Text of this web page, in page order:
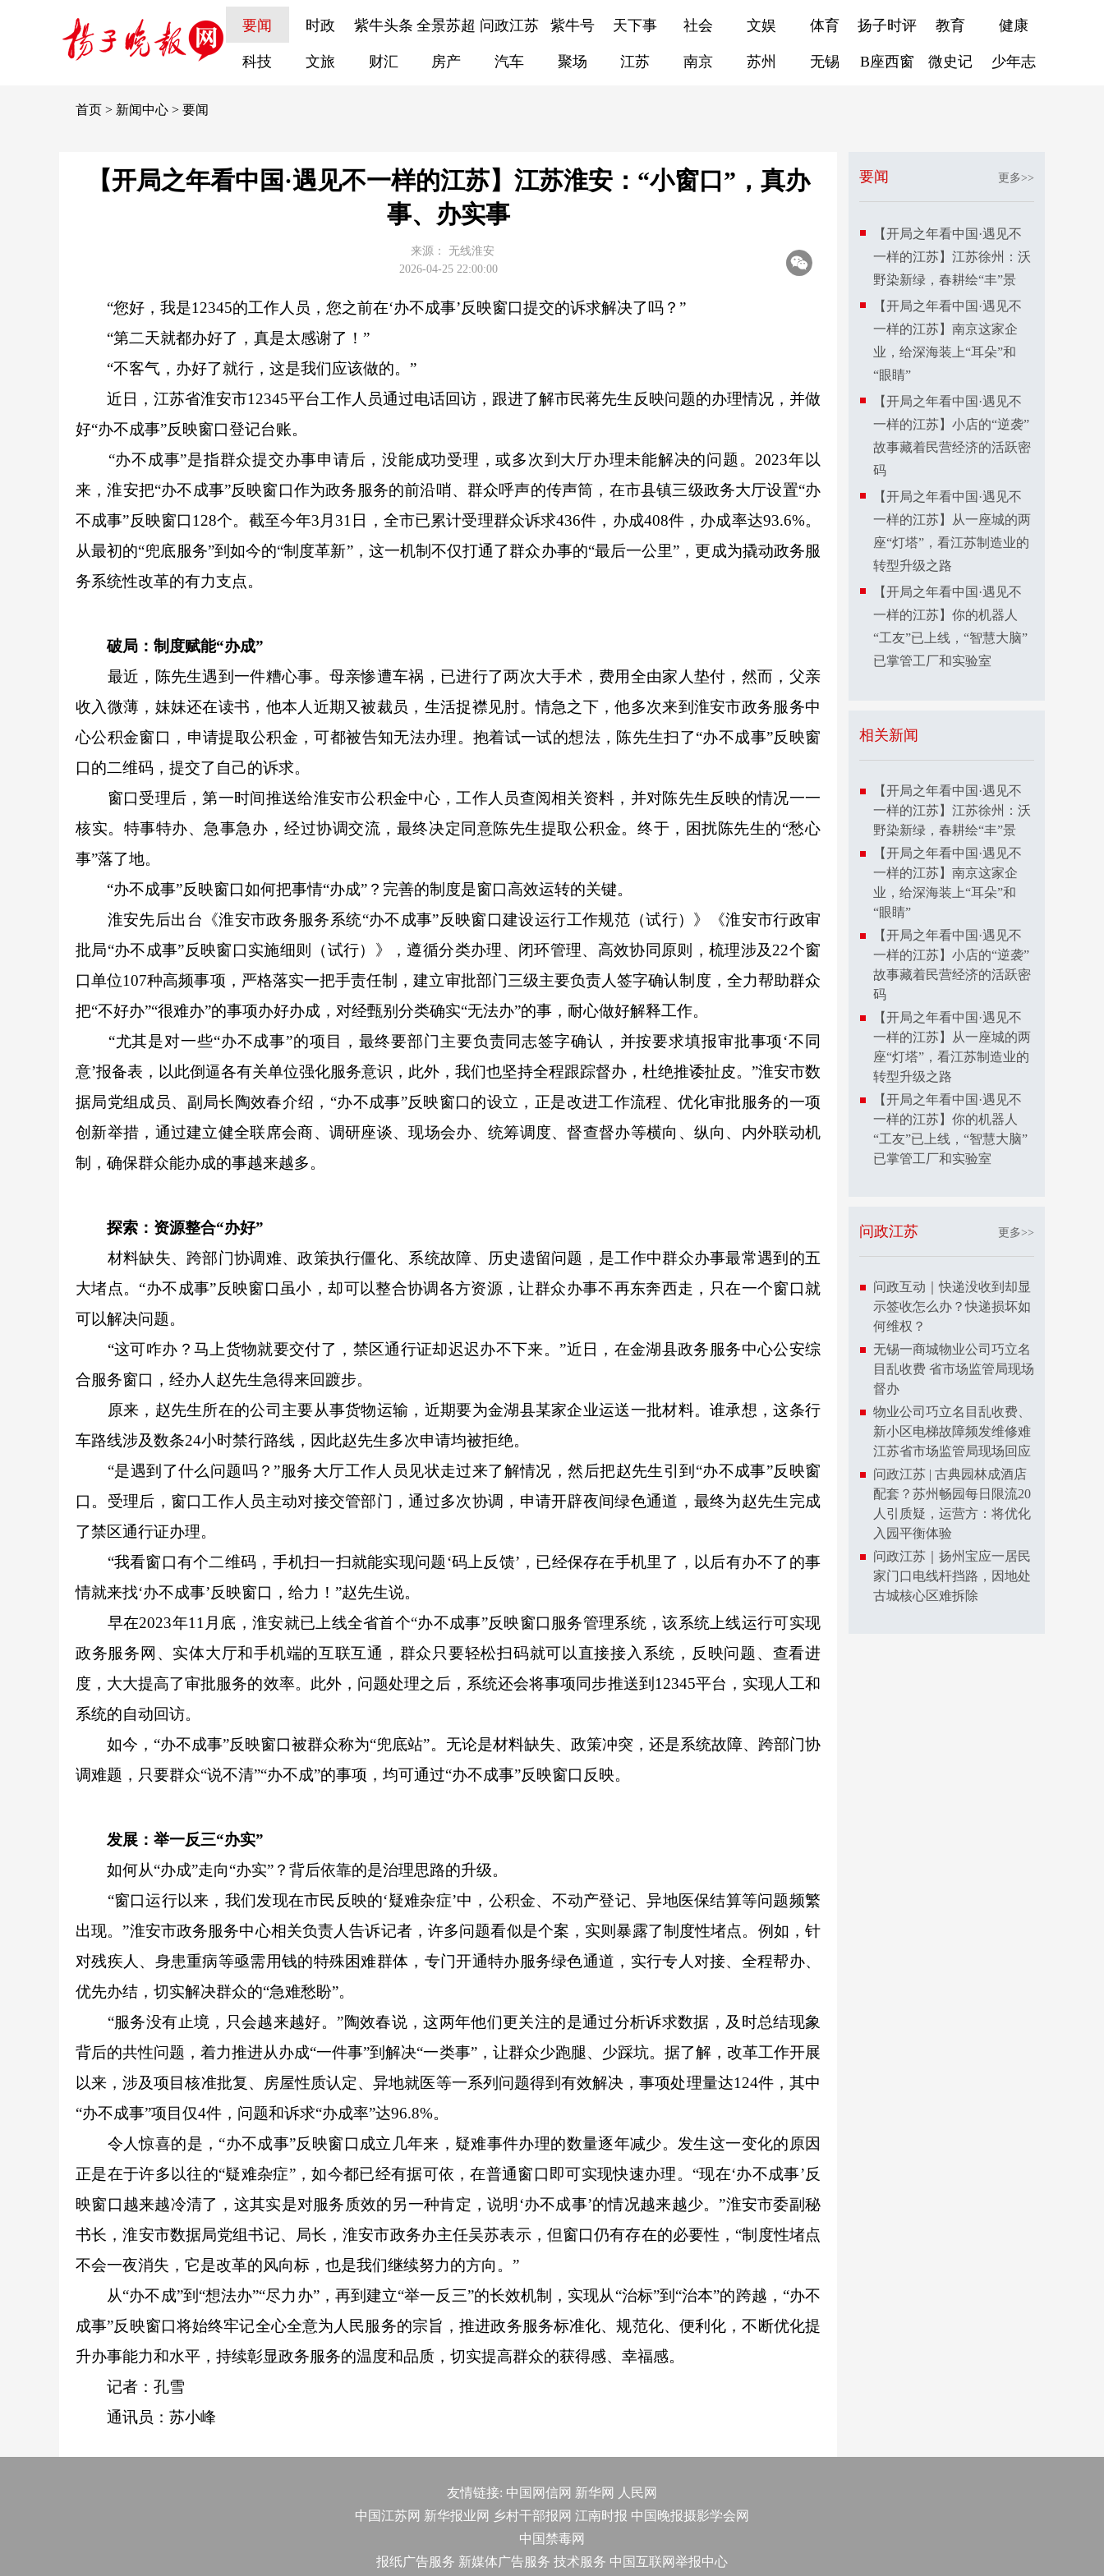
要闻 时政 紫牛头条 全景苏超 问政江苏 紫牛号 天下事 社会 文娱 体育 扬子时评 教育 健康
科技 文旅 财汇 房产 汽车 聚场 江苏 南京 苏州 无锡 B座西窗 微史记 少年志
首页 > 新闻中心 > 要闻
【开局之年看中国·遇见不一样的江苏】江苏淮安：“小窗口”，真办
事、办实事
来源：
无线淮安
2026-04-25 22:00:00
“您好，我是12345的工作人员，您之前在‘办不成事’反映窗口提交的诉求解决了吗？”
“第二天就都办好了，真是太感谢了！”
“不客气，办好了就行，这是我们应该做的。”
近日，江苏省淮安市12345平台工作人员通过电话回访，跟进了解市民蒋先生反映问题的办理情况，并做
好“办不成事”反映窗口登记台账。
“办不成事”是指群众提交办事申请后，没能成功受理，或多次到大厅办理未能解决的问题。2023年以
来，淮安把“办不成事”反映窗口作为政务服务的前沿哨、群众呼声的传声筒，在市县镇三级政务大厅设置“办
不成事”反映窗口128个。截至今年3月31日，全市已累计受理群众诉求436件，办成408件，办成率达93.6%。
从最初的“兜底服务”到如今的“制度革新”，这一机制不仅打通了群众办事的“最后一公里”，更成为撬动政务服
务系统性改革的有力支点。
破局：制度赋能“办成”
最近，陈先生遇到一件糟心事。母亲惨遭车祸，已进行了两次大手术，费用全由家人垫付，然而，父亲
收入微薄，妹妹还在读书，他本人近期又被裁员，生活捉襟见肘。情急之下，他多次来到淮安市政务服务中
心公积金窗口，申请提取公积金，可都被告知无法办理。抱着试一试的想法，陈先生扫了“办不成事”反映窗
口的二维码，提交了自己的诉求。
窗口受理后，第一时间推送给淮安市公积金中心，工作人员查阅相关资料，并对陈先生反映的情况一一
核实。特事特办、急事急办，经过协调交流，最终决定同意陈先生提取公积金。终于，困扰陈先生的“愁心
事”落了地。
“办不成事”反映窗口如何把事情“办成”？完善的制度是窗口高效运转的关键。
淮安先后出台《淮安市政务服务系统“办不成事”反映窗口建设运行工作规范（试行）》《淮安市行政审
批局“办不成事”反映窗口实施细则（试行）》，遵循分类办理、闭环管理、高效协同原则，梳理涉及22个窗
口单位107种高频事项，严格落实一把手责任制，建立审批部门三级主要负责人签字确认制度，全力帮助群众
把“不好办”“很难办”的事项办好办成，对经甄别分类确实“无法办”的事，耐心做好解释工作。
“尤其是对一些“办不成事”的项目，最终要部门主要负责同志签字确认，并按要求填报审批事项‘不同
意’报备表，以此倒逼各有关单位强化服务意识，此外，我们也坚持全程跟踪督办，杜绝推诿扯皮。”淮安市数
据局党组成员、副局长陶效春介绍，“办不成事”反映窗口的设立，正是改进工作流程、优化审批服务的一项
创新举措，通过建立健全联席会商、调研座谈、现场会办、统筹调度、督查督办等横向、纵向、内外联动机
制，确保群众能办成的事越来越多。
探索：资源整合“办好”
材料缺失、跨部门协调难、政策执行僵化、系统故障、历史遗留问题，是工作中群众办事最常遇到的五
大堵点。“办不成事”反映窗口虽小，却可以整合协调各方资源，让群众办事不再东奔西走，只在一个窗口就
可以解决问题。
“这可咋办？马上货物就要交付了，禁区通行证却迟迟办不下来。”近日，在金湖县政务服务中心公安综
合服务窗口，经办人赵先生急得来回踱步。
原来，赵先生所在的公司主要从事货物运输，近期要为金湖县某家企业运送一批材料。谁承想，这条行
车路线涉及数条24小时禁行路线，因此赵先生多次申请均被拒绝。
“是遇到了什么问题吗？”服务大厅工作人员见状走过来了解情况，然后把赵先生引到“办不成事”反映窗
口。受理后，窗口工作人员主动对接交管部门，通过多次协调，申请开辟夜间绿色通道，最终为赵先生完成
了禁区通行证办理。
“我看窗口有个二维码，手机扫一扫就能实现问题‘码上反馈’，已经保存在手机里了，以后有办不了的事
情就来找‘办不成事’反映窗口，给力！”赵先生说。
早在2023年11月底，淮安就已上线全省首个“办不成事”反映窗口服务管理系统，该系统上线运行可实现
政务服务网、实体大厅和手机端的互联互通，群众只要轻松扫码就可以直接接入系统，反映问题、查看进
度，大大提高了审批服务的效率。此外，问题处理之后，系统还会将事项同步推送到12345平台，实现人工和
系统的自动回访。
如今，“办不成事”反映窗口被群众称为“兜底站”。无论是材料缺失、政策冲突，还是系统故障、跨部门协
调难题，只要群众“说不清”“办不成”的事项，均可通过“办不成事”反映窗口反映。
发展：举一反三“办实”
如何从“办成”走向“办实”？背后依靠的是治理思路的升级。
“窗口运行以来，我们发现在市民反映的‘疑难杂症’中，公积金、不动产登记、异地医保结算等问题频繁
出现。”淮安市政务服务中心相关负责人告诉记者，许多问题看似是个案，实则暴露了制度性堵点。例如，针
对残疾人、身患重病等亟需用钱的特殊困难群体，专门开通特办服务绿色通道，实行专人对接、全程帮办、
优先办结，切实解决群众的“急难愁盼”。
“服务没有止境，只会越来越好。”陶效春说，这两年他们更关注的是通过分析诉求数据，及时总结现象
背后的共性问题，着力推进从办成“一件事”到解决“一类事”，让群众少跑腿、少踩坑。据了解，改革工作开展
以来，涉及项目核准批复、房屋性质认定、异地就医等一系列问题得到有效解决，事项处理量达124件，其中
“办不成事”项目仅4件，问题和诉求“办成率”达96.8%。
令人惊喜的是，“办不成事”反映窗口成立几年来，疑难事件办理的数量逐年减少。发生这一变化的原因
正是在于许多以往的“疑难杂症”，如今都已经有据可依，在普通窗口即可实现快速办理。“现在‘办不成事’反
映窗口越来越冷清了，这其实是对服务质效的另一种肯定，说明‘办不成事’的情况越来越少。”淮安市委副秘
书长，淮安市数据局党组书记、局长，淮安市政务办主任吴苏表示，但窗口仍有存在的必要性，“制度性堵点
不会一夜消失，它是改革的风向标，也是我们继续努力的方向。”
从“办不成”到“想法办”“尽力办”，再到建立“举一反三”的长效机制，实现从“治标”到“治本”的跨越，“办不
成事”反映窗口将始终牢记全心全意为人民服务的宗旨，推进政务服务标准化、规范化、便利化，不断优化提
升办事能力和水平，持续彰显政务服务的温度和品质，切实提高群众的获得感、幸福感。
记者：孔雪
通讯员：苏小峰
要闻 更多>>
【开局之年看中国·遇见不
一样的江苏】江苏徐州：沃
野染新绿，春耕绘“丰”景
【开局之年看中国·遇见不
一样的江苏】南京这家企
业，给深海装上“耳朵”和
“眼睛”
【开局之年看中国·遇见不
一样的江苏】小店的“逆袭”
故事藏着民营经济的活跃密
码
【开局之年看中国·遇见不
一样的江苏】从一座城的两
座“灯塔”，看江苏制造业的
转型升级之路
【开局之年看中国·遇见不
一样的江苏】你的机器人
“工友”已上线，“智慧大脑”
已掌管工厂和实验室
相关新闻
【开局之年看中国·遇见不
一样的江苏】江苏徐州：沃
野染新绿，春耕绘“丰”景
【开局之年看中国·遇见不
一样的江苏】南京这家企
业，给深海装上“耳朵”和
“眼睛”
【开局之年看中国·遇见不
一样的江苏】小店的“逆袭”
故事藏着民营经济的活跃密
码
【开局之年看中国·遇见不
一样的江苏】从一座城的两
座“灯塔”，看江苏制造业的
转型升级之路
【开局之年看中国·遇见不
一样的江苏】你的机器人
“工友”已上线，“智慧大脑”
已掌管工厂和实验室
问政江苏 更多>>
问政互动｜快递没收到却显
示签收怎么办？快递损坏如
何维权？
无锡一商城物业公司巧立名
目乱收费 省市场监管局现场
督办
物业公司巧立名目乱收费、
新小区电梯故障频发维修难
江苏省市场监管局现场回应
问政江苏 | 古典园林成酒店
配套？苏州畅园每日限流20
人引质疑，运营方：将优化
入园平衡体验
问政江苏｜扬州宝应一居民
家门口电线杆挡路，因地处
古城核心区难拆除
友情链接: 中国网信网 新华网
人民网
中国江苏网 新华报业网 乡村干部报网 江南时报 中国晚报摄影学会网
中国禁毒网
报纸广告服务 新媒体广告服务 技术服务 中国互联网举报中心